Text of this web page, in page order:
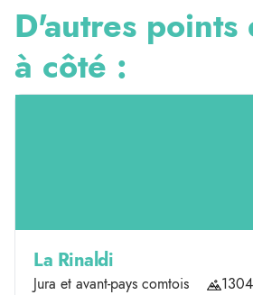
D'autres
à côté :
La Rinaldi
Jura et avant-pays comtois